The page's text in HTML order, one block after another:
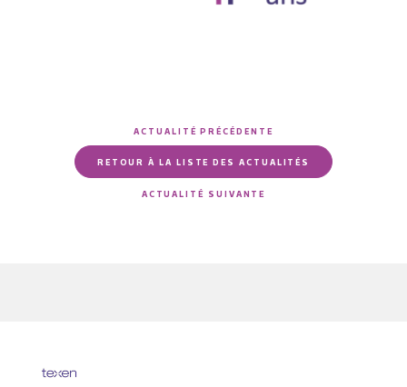
ACTUALITÉ PRÉCÉDENTE
RETOUR À LA LISTE DES ACTUALITÉS
ACTUALITÉ SUIVANTE